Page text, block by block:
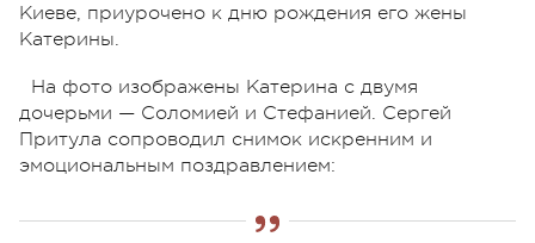
Киеве, приурочено к дню рождения его жены
Катерины.
На фото изображены Катерина с двумя
дочерьми — Соломией и Стефанией. Сергей
Притула сопроводил снимок искренним и
эмоциональным поздравлением: